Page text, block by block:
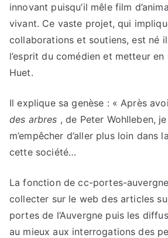
innovant puisqu’il mêle film
vivant. Ce vaste projet, qui
collaborations et soutiens, est né
l’esprit du comédien et metteur
Huet.
Il explique sa genèse : « Après
des arbres , de Peter Wohlleben, je
m’empêcher d’aller plus loin dans
cette société…
La fonction de cc-portes-
collecter sur le web des articles
portes de l’Auvergne puis les
au mieux aux interrogations des